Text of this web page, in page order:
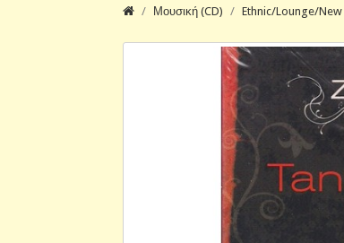
Μουσική (CD) Ethnic/Lounge/